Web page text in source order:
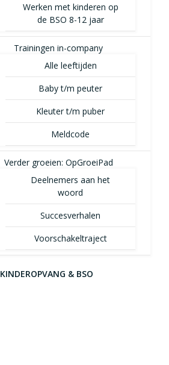
Werken met kinderen op
de BSO 8-12 jaar
Trainingen in-company
Alle leeftijden
Baby t/m peuter
Kleuter t/m puber
Meldcode
Verder groeien: OpGroeiPad
Deelnemers aan het
woord
Succesverhalen
Voorschakeltraject
KINDEROPVANG & BSO